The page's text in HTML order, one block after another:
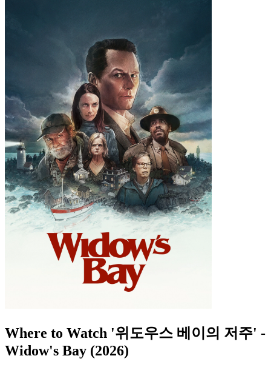
Where to Watch '위도우스 베이의 저주' -
Widow's Bay (2026)